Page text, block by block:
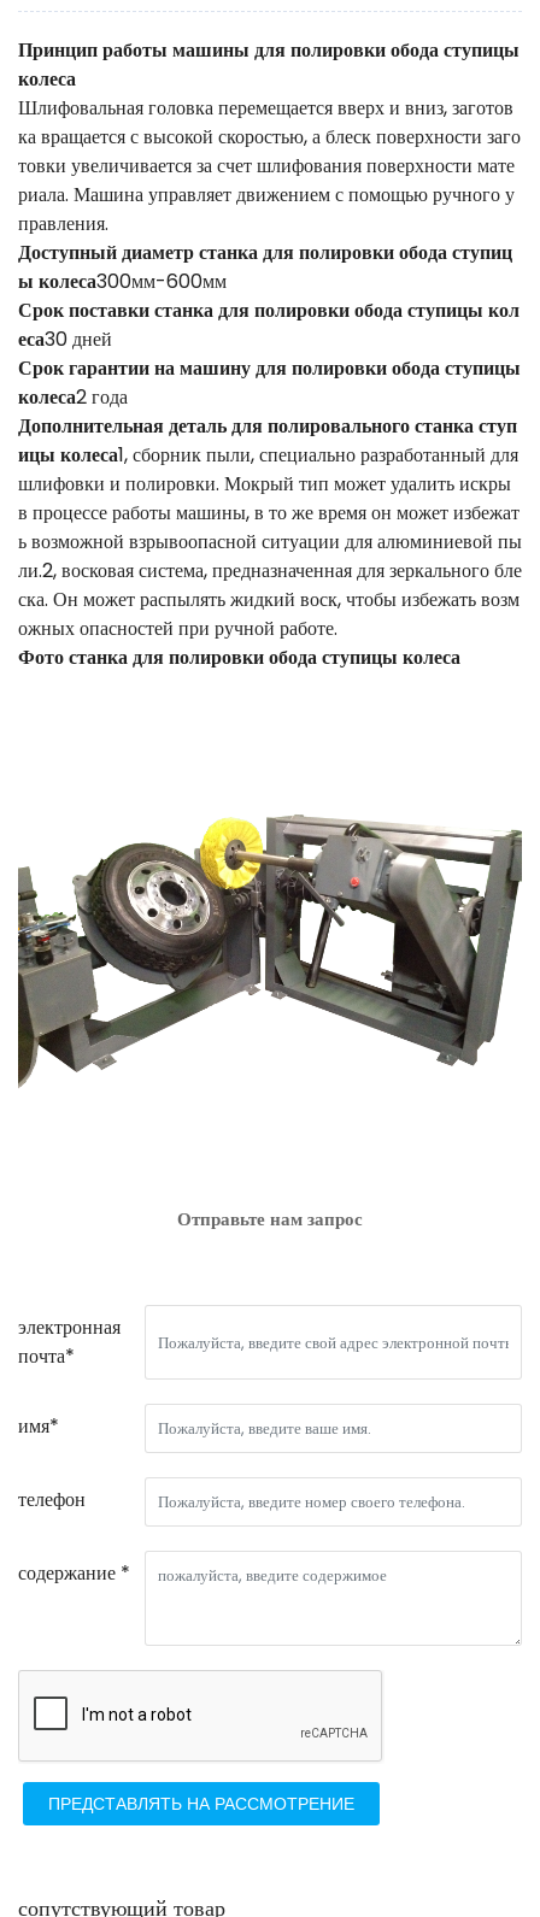
Принцип работы машины для полировки обода ступицы
колеса
Шлифовальная головка перемещается вверх и вниз, заготов
ка вращается с высокой скоростью, а блеск поверхности заго
товки увеличивается за счет шлифования поверхности мате
риала. Машина управляет движением с помощью ручного у
правления.
Доступный диаметр станка для полировки обода ступиц
ы колеса300мм-600мм
Срок поставки станка для полировки обода ступицы кол
еса30 дней
Срок гарантии на машину для полировки обода ступицы
колеса2 года
Дополнительная деталь для полировального станка ступ
ицы колеса1, сборник пыли, специально разработанный для
шлифовки и полировки. Мокрый тип может удалить искры
в процессе работы машины, в то же время он может избежат
ь возможной взрывоопасной ситуации для алюминиевой пы
ли.2, восковая система, предназначенная для зеркального бле
ска. Он может распылять жидкий воск, чтобы избежать возм
ожных опасностей при ручной работе.
Фото станка для полировки обода ступицы колеса
Отправьте нам запрос
электронная
почта*
имя*
телефон
содержание *
ПРЕДСТАВЛЯТЬ НА РАССМОТРЕНИЕ
сопутствующий товар